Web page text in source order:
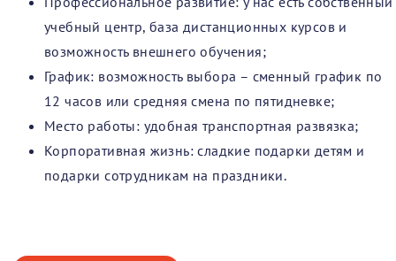
учебный центр, база дистанционных курсов и
возможность внешнего обучения;
График: возможность выбора – сменный график по
12 часов или средняя смена по пятидневке;
Место работы: удобная транспортная развязка;
Корпоративная жизнь: сладкие подарки детям и
подарки сотрудникам на праздники.